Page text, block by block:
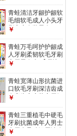
牙刷 4支 颜色随机
发
青蛙清洁牙龈护龈软
毛细软毛成人小头牙
刷家庭套装男女
护龈软毛牙刷 5支
颜色随机发货
￥
青蛙万毛呵护护龈成
人牙刷柔韧软毛牙刷
家用男女士 【呵护
牙刷 8支 颜色随机
发
￥
青蛙宽薄山形抗菌进
口软毛牙刷深洁齿成
人宽头家庭装家用细
丝】抗菌软毛牙刷 2
支
￥
青蛙三重植毛中硬毛
牙刷抗菌成年人男士
专用去异味深层洁净
￥